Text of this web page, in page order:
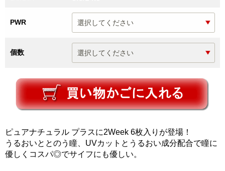
PWR
個数
ピュアナチュラル プラスに2Week 6枚入りが登場！
うるおいととのう瞳、UVカットとうるおい成分配合で瞳に
優しくコスパ◎でサイフにも優しい。